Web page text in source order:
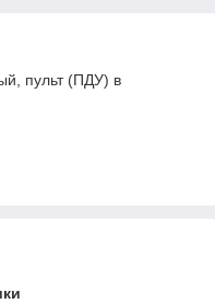
пульт (ПДУ) в